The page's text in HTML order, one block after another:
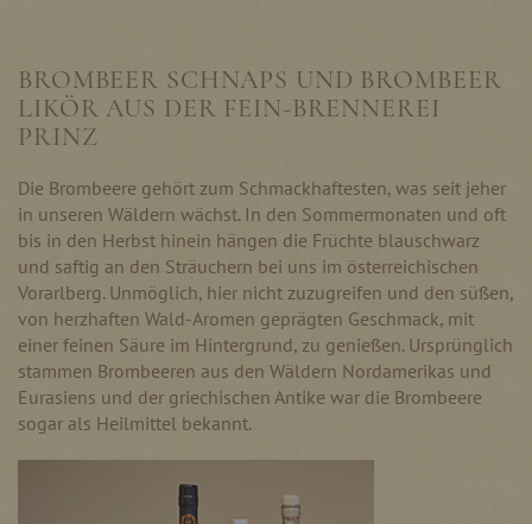
BROMBEER SCHNAPS UND BROMBEER
LIKÖR AUS DER FEIN-BRENNEREI
PRINZ
Die Brombeere gehört zum Schmackhaftesten, was seit jeher
in unseren Wäldern wächst. In den Sommermonaten und oft
bis in den Herbst hinein hängen die Früchte blauschwarz
und saftig an den Sträuchern bei uns im österreichischen
Vorarlberg. Unmöglich, hier nicht zuzugreifen und den süßen,
von herzhaften Wald-Aromen geprägten Geschmack, mit
einer feinen Säure im Hintergrund, zu genießen. Ursprünglich
stammen Brombeeren aus den Wäldern Nordamerikas und
Eurasiens und der griechischen Antike war die Brombeere
sogar als Heilmittel bekannt.